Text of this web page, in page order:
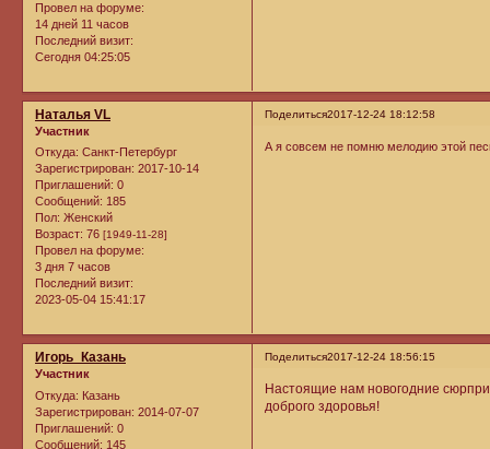
Провел на форуме:
14 дней 11 часов
Последний визит:
Сегодня 04:25:05
Поделиться2017-12-24 18:12:58
Наталья VL
Участник
Откуда: Санкт-Петербург
Зарегистрирован: 2017-10-14
Приглашений: 0
Сообщений: 185
Пол: Женский
Возраст: 76 [1949-11-28]
Провел на форуме:
3 дня 7 часов
Последний визит:
2023-05-04 15:41:17
А я совсем не помню мелодию этой
Поделиться2017-12-24 18:56:15
Игорь_Казань
Участник
Откуда: Казань
Зарегистрирован: 2014-07-07
Приглашений: 0
Сообщений: 145
Настоящие нам новогодние
доброго здоровья!